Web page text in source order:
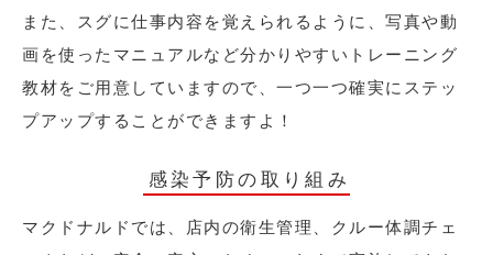
また、スグに仕事内容を覚えられるように、写真や動
画を使ったマニュアルなど分かりやすいトレーニング
教材をご用意していますので、一つ一つ確実にステッ
プアップすることができますよ！
感染予防の取り組み
マクドナルドでは、店内の衛生管理、クルー体調チェ